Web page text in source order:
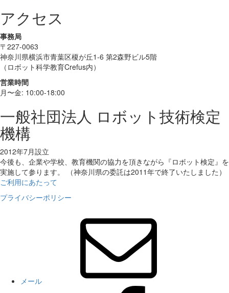
アクセス
事務局
〒227-0063
神奈川県横浜市青葉区榎が丘1-6 第2森野ビル5階
（ロボット科学教育Crefus内）
営業時間
月〜金: 10:00-18:00
一般社団法人 ロボット技術検定
機構
2012年7月設立
今後も、企業や学校、教育機関の協力を頂きながら『ロボット検定』を
実施して参ります。 （神奈川県の委託は2011年で終了いたしました）
ご利用にあたって
プライバシーポリシー
メール